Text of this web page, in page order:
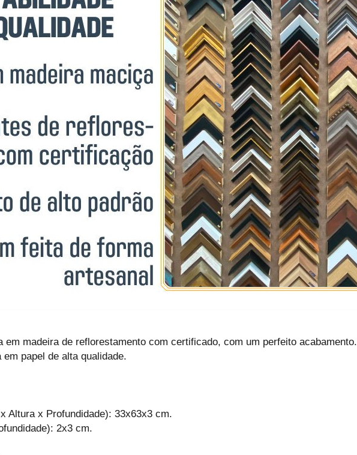
em madeira de reflorestamento com certificado, com um perfeito acabamento.
papel de alta qualidade.
Altura x Profundidade): 33x63x3 cm.
2x3 cm.